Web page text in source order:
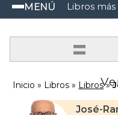
MENÚ Libros
=
Inicio Libros Libros
José-